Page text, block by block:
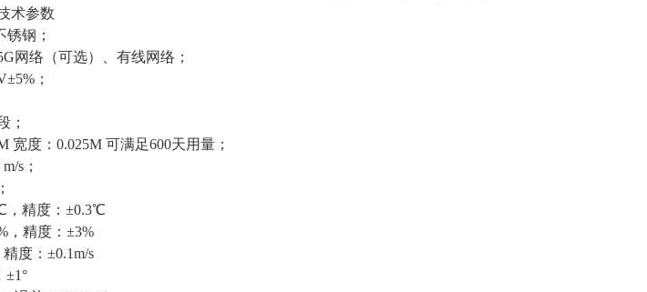
术参数
锈钢；
网络（可选）、有线网络；
；
；
宽度：0.025M 可满足600天用量；
s；
，精度：±0.3℃
，精度：±3%
度：±0.1m/s
±1°